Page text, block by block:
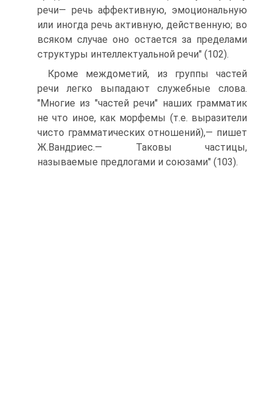
речи— речь аффективную, эмоциональную
или иногда речь активную, действенную; во
всяком случае оно остается за пределами
структуры интеллектуальной речи" (102).
Кроме междометий, из группы частей
речи легко выпадают служебные слова.
"Многие из "частей речи" наших грамматик
не что иное, как морфемы (т.е. выразители
чисто грамматических отношений),— пишет
Ж.Вандриес.— Таковы частицы,
называемые предлогами и союзами" (103).